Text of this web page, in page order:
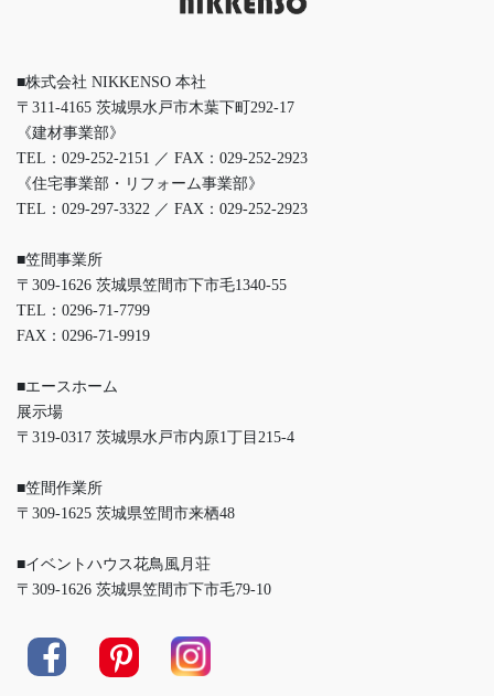
■株式会社 NIKKENSO 本社
〒311-4165 茨城県水戸市木葉下町292-17
《建材事業部》
TEL：029-252-2151 ／ FAX：029-252-2923
《住宅事業部・リフォーム事業部》
TEL：029-297-3322 ／ FAX：029-252-2923
■笠間事業所
〒309-1626 茨城県笠間市下市毛1340-55
TEL：0296-71-7799
FAX：0296-71-9919
■エースホーム
展示場
〒319-0317 茨城県水戸市内原1丁目215-4
■笠間作業所
〒309-1625 茨城県笠間市来栖48
■イベントハウス花鳥風月荘
〒309-1626 茨城県笠間市下市毛79-10